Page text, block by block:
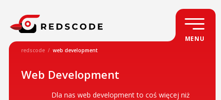
redscode / web development
Web Development
Dla nas web development to coś więcej niż
MENU